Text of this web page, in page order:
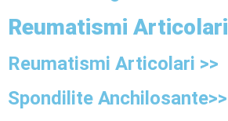
Reumatismi Articolari
Reumatismi Articolari >>
Spondilite Anchilosante>>